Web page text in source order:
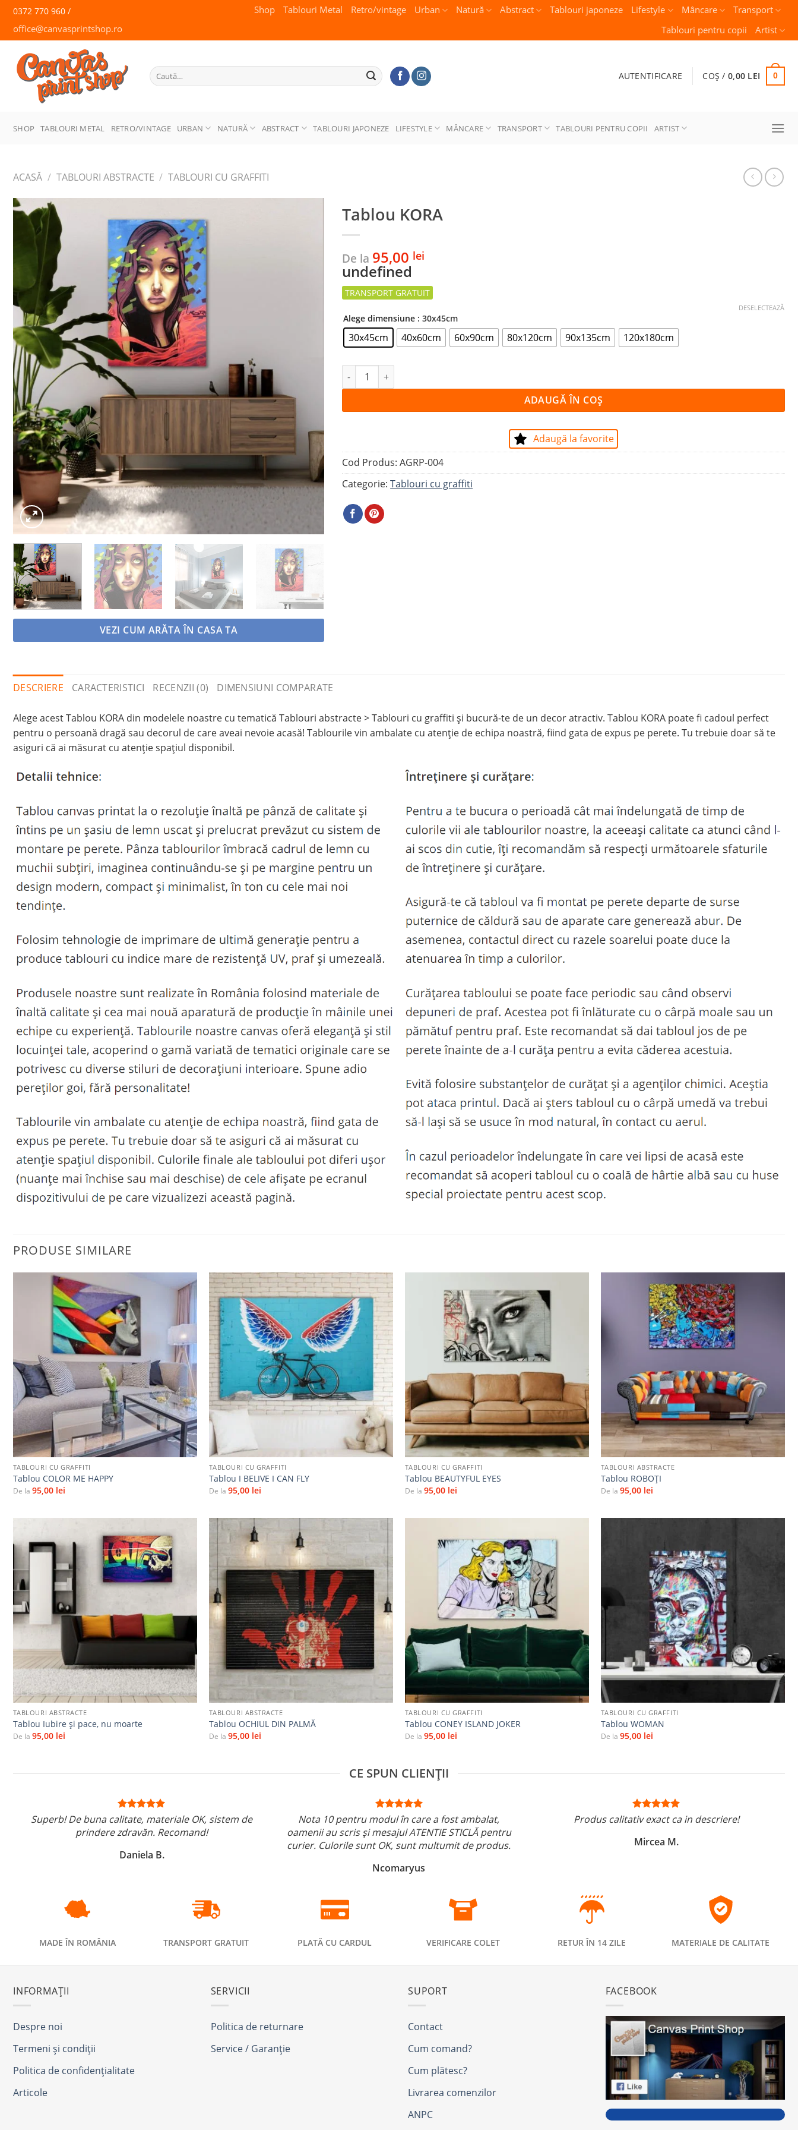
Skip
content
0372 770 960 /
office@canvasprintshop.ro
Shop Tablouri Metal Retro/vintage Urban Natură Abstract Tablouri japoneze Lifestyle Mâncare
Transport
Tablouri pentru copii
Artist
CANVAS
PRINT SHOP
Caută
după:
AUTENTIFICARE COȘ / 0,00 LEI 0
SHOP TABLOURI METAL RETRO/VINTAGE URBAN NATURĂ ABSTRACT TABLOURI JAPONEZE LIFESTYLE MÂNCARE TRANSPORT TABLOURI PENTRU COPII ARTIST
ACASĂ / TABLOURI ABSTRACTE / TABLOURI CU GRAFFITI
VEZI CUM ARĂTA ÎN CASA TA
Tablou KORA
De la 95,00 lei
undefined
Alege dimensiune : 30x45cm
30x45cm 40x60cm 60x90cm 80x120cm 90x135cm 120x180cm
DESELECTEAZĂ
Cantitate Tablou KORA
ADAUGĂ ÎN COȘ
Adaugă la favorite
Cod Produs:AGRP-004
Categorie:Tablouri cu graffiti
DESCRIERE CARACTERISTICI RECENZII (0) DIMENSIUNI COMPARATE
Alege acest Tablou KORA din modelele noastre cu tematică Tablouri abstracte > Tablouri cu graffiti și bucură-te de un decor atractiv. Tablou KORA poate fi cadoul perfect
pentru o persoană dragă sau decorul de care aveai nevoie acasă! Tablourile vin ambalate cu atenție de echipa noastră, fiind gata de expus pe perete. Tu trebuie doar să te
asiguri că ai măsurat cu atenție spațiul disponibil.
PRODUSE SIMILARE
Adaugă
favorite
+
TABLOURI CU GRAFFITI
Tablou COLOR ME HAPPY
De la 95,00 lei
Adaugă
favorite
TABLOURI CU GRAFFITI
Tablou I BELIVE I CAN FLY
De la 95,00 lei
+
TABLOURI CU GRAFFITI
Tablou BEAUTYFUL EYES
De la 95,00 lei
TABLOURI ABSTRACTE
Tablou ROBOŢI
De la 95,00 lei
Adaugă
favorite
TABLOURI ABSTRACTE
Tablou Iubire şi pace, nu moarte
De la 95,00 lei
Adaugă
TABLOURI ABSTRACTE
Tablou OCHIUL DIN PALMĂ
De la 95,00 lei
Adaugă
TABLOURI CU GRAFFITI
Tablou CONEY ISLAND JOKER
De la 95,00 lei
TABLOURI CU GRAFFITI
Tablou WOMAN
De la 95,00 lei
CE SPUN CLIENȚII
Superb! De buna calitate, materiale OK, sistem de
prindere zdravăn. Recomand!
Daniela B.
Nota 10 pentru modul în care a fost ambalat,
oamenii au scris și mesajul ATENTIE STICLĂ pentru
curier. Culorile sunt OK, sunt multumit de produs.
Ncomaryus
Produs calitativ exact ca in descriere!
Mircea M.
MADE ÎN ROMÂNIA TRANSPORT GRATUIT PLATĂ CU CARDUL VERIFICARE COLET RETUR ÎN 14 ZILE MATERIALE DE CALITATE
INFORMAȚII
Despre noi
Termeni și condiții
Politica de confidențialitate
Articole
SERVICII
Politica de returnare
Service / Garanție
SUPORT
Contact
Cum comand?
Cum plătesc?
Livrarea comenzilor
ANPC
FACEBOOK